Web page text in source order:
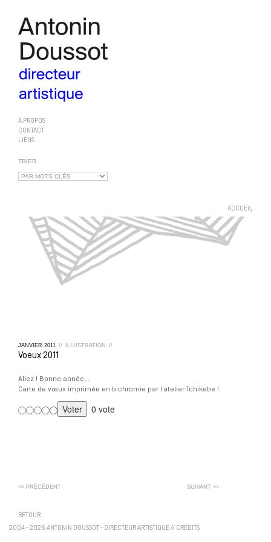
À PROPOS
CONTACT
LIENS
TRIER
ACCUEIL
JANVIER 2011 // ILLUSTRATION //
Voeux 2011
Allez ! Bonne année…
Carte de vœux imprimée en bichromie par l’atelier Tchikebe !
0 vote
<< PRÉCÉDENT SUIVANT >>
RETOUR
2004 - 2026 ANTONIN DOUSSOT - DIRECTEUR ARTISTIQUE// CRÉDITS